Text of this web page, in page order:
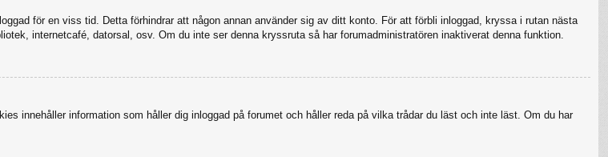
för en viss tid. Detta förhindrar att någon annan använder sig av ditt konto. För att förbli inloggad, kryssa i rutan nästa
internetcafé, datorsal, osv. Om du inte ser denna kryssruta så har forumadministratören inaktiverat denna funktion.
innehåller information som håller dig inloggad på forumet och håller reda på vilka trådar du läst och inte läst. Om du har